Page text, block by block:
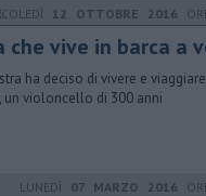
12 OTTOBRE 2016
vive in barca a
ha deciso di vivere e
un violoncello di 300 anni
LUNEDÌ 07 MARZO 2016